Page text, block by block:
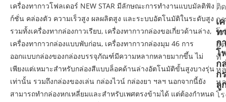
เครื่องทากาวโฟลเดอร์ NEW STAR มีลักษณะการทำงานแบบมัลติฟัง
ก์ชั่น คล่องตัว ความเร็วสูง ผลผลิตสูง และระบบอัตโนมัติในระดับสูง
รวมทั้งเครื่องทากล่องกาวเรียบ, เครื่องทากาวกล่องขอเกี่ยวด้านล่าง,
เครื่องทากาวกล่องแบบพับก่อน, เครื่องทากาวกล่องมุม 46 การ
ออกแบบกล่องของกล่องบรรจุภัณฑ์มีความหลากหลายมากขึ้น ไม่
เพียงแต่เหมาะสำหรับกล่องสีแบบล็อคด้านล่างอัตโนมัติขั้นสูงบางรุ่น
เท่านั้น รวมถึงกล่องของเล่น กล่องไวน์ กล่องยา ฯลฯ นอกจากนี้ยัง
สามารถทำกล่องหกเหลี่ยมและสำหรับเพศตรงข้ามได้ แต่ต้องกำหนด
ติด
ก
โ
อั
ที่
ห
ห
โ
เ
ท
ก
โ
ก
ก
ลู